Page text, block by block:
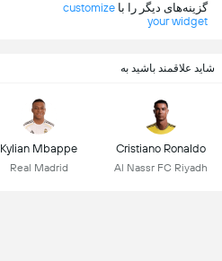
گزینه‌های دیگر را با customize
your widget
شاید علاقمند باشید به
Cristiano Ronaldo
Al Nassr FC Riyadh
Kylian Mbappe
Real Madrid